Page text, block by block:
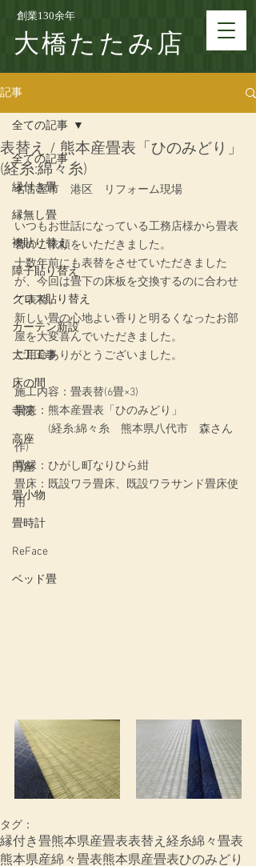
創業130余年
大橋たたみ店
記事
全ての記事
縁付き畳
縁無し畳
襖貼り替え
障子貼り替え
クロス貼り替え
カーテン新設
大工工事
床の間
寺院
高座
円座
畳小物
畳時計
ReFace
ベッド畳
全ての記事
表替え / 熊本産畳表「ひのみどり」
(経糸:綿々糸)
名古屋市　港区　リフォーム現場
いつもお世話になっている工務店様から畳表
替のご依頼をいただきました。
十数年前にも表替をさせていただきました
が、今回は畳下の床板を交換するのに合わせ
て表替。
新しい畳の心地よい香りと明るくなったお部
屋を大変喜んでいただきました。
ご用命ありがとうございました。
施工内容：畳表替(6畳×3)
畳表：熊本産畳表「ひのみどり」
(経糸:綿々糸　熊本県八代市　森さん
作)
畳縁：ひがし町なりひら紺
畳床：既設ワラ畳床、既設ワラサンド畳床使
用
タグ：
縁付き畳熊本県産畳表表替え経糸綿々畳表
熊本県産綿々畳表熊本県産畳表ひのみどり